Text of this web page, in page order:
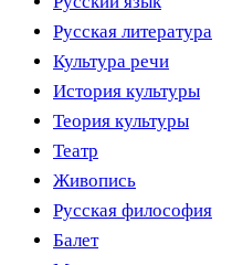
Русская литература
Культура речи
История культуры
Теория культуры
Театр
Живопись
Русская философия
Балет